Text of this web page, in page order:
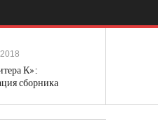
К»:
сборника